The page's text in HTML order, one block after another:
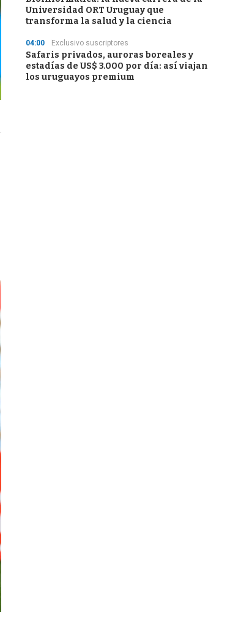
Universidad ORT Uruguay que
transforma la salud y la ciencia
04:00 Exclusivo suscriptores
Safaris privados, auroras boreales y
estadías de US$ 3.000 por día: así viajan
los uruguayos premium